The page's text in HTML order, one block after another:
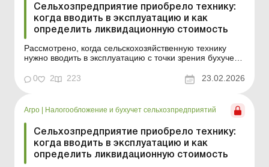
Сельхозпредприятие приобрело технику:
когда вводить в эксплуатацию и как
определить ликвидационную стоимость
Рассмотрено, когда сельскохозяйственную технику
нужно вводить в эксплуатацию с точки зрения бухучета,
стоимость и какие бухгалтерские и налоговые риски
возникают при формальном подходе к этим решениям.
для а...
0 2 223 23.02.2026
Агро | Налогообложение и бухучет сельхозпредприятий
Сельхозпредприятие приобрело технику:
когда вводить в эксплуатацию и как
определить ликвидационную стоимость